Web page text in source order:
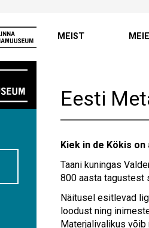
MEIST
Eesti
Kiek in de Kökis
Taani kuningas
800 aasta tagustest
Näitusel esitlevad
loodust ning
Materjalivalikus võib